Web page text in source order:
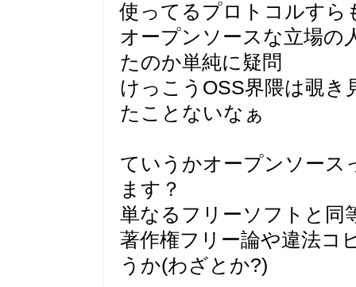
使ってるプロトコルすら
オープンソースな立場の
たのか単純に疑問
けっこうOSS界隈は覗
たことないなぁ
ていうかオープンソース
ます？
単なるフリーソフトと同
著作権フリー論や違法コ
うか(わざとか?)